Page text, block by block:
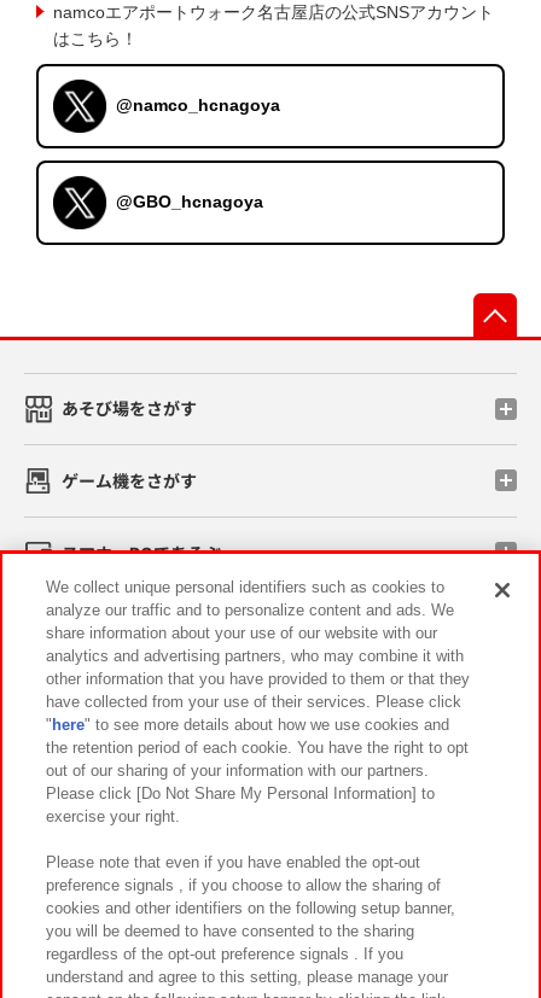
namcoエアポートウォーク名古屋店の公式SNSアカウント
はこちら！
@namco_hcnagoya
@GBO_hcnagoya
あそび場をさがす
ゲーム機をさがす
スマホ・PCであそぶ
イベント・キャンペーン
関連会社 サステナビリティ サイトポリシー
プライバシーポリシー ウェブアクセシビリティ方針と検証結果
お取引先さまとともに
カスタマーハラスメント対応方針 よくあるご質問・お問い合わせ
We collect unique personal identifiers such as cookies to
analyze our traffic and to personalize content and ads. We
share information about your use of our website with our
analytics and advertising partners, who may combine it with
other information that you have provided to them or that they
have collected from your use of their services. Please click
" here" to see more details about how we use cookies and
the retention period of each cookie. You have the right to opt
out of our sharing of your information with our partners.
Please click [Do Not Share My Personal Information] to
exercise your right.
Please note that even if you have enabled the opt-out
preference signals , if you choose to allow the sharing of
cookies and other identifiers on the following setup banner,
you will be deemed to have consented to the sharing
regardless of the opt-out preference signals . If you
understand and agree to this setting, please manage your